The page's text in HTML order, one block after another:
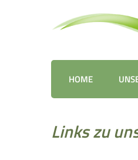
saa –
für die Seele
–
HOME
Links zu